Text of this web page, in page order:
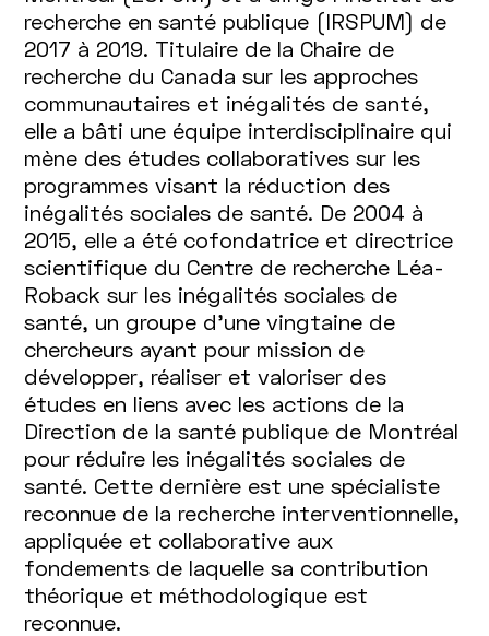
recherche en santé publique (IRSPUM) de
2017 à 2019. Titulaire de la Chaire de
recherche du Canada sur les approches
communautaires et inégalités de santé,
elle a bâti une équipe interdisciplinaire qui
mène des études collaboratives sur les
programmes visant la réduction des
inégalités sociales de santé. De 2004 à
2015, elle a été cofondatrice et directrice
scientifique du Centre de recherche Léa-
Roback sur les inégalités sociales de
santé, un groupe d’une vingtaine de
chercheurs ayant pour mission de
développer, réaliser et valoriser des
études en liens avec les actions de la
Direction de la santé publique de Montréal
pour réduire les inégalités sociales de
santé. Cette dernière est une spécialiste
reconnue de la recherche interventionnelle,
appliquée et collaborative aux
fondements de laquelle sa contribution
théorique et méthodologique est
reconnue.